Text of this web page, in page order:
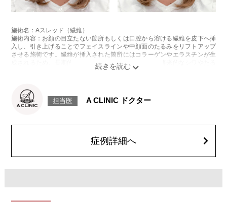
施術名：Aスレッド（繊維）
施術内容：お顔の目立たない箇所もしくは口腔から溶ける繊維を皮下へ挿
入し、引き上げることでフェイスラインや中顔面のたるみをリフトアップ
させる施術です。繊維が挿入された箇所にはコラーゲンやエラスチンが生
成されるため、長期的な美肌効果、肌質の改善効果、将来的なシワやたる
みの予防効果が期待できます。
とがございます。また、稀ではありますが、施術部位の細菌感染症、皮膚
のよれ、繊維の突出などが生じることがございます。化膿止め・痛み止め
費用：1部位 184,800円(税込)
オプション：笑気麻酔 3,300円(税込)
担当医 A CLINIC ドクター
症例詳細へ